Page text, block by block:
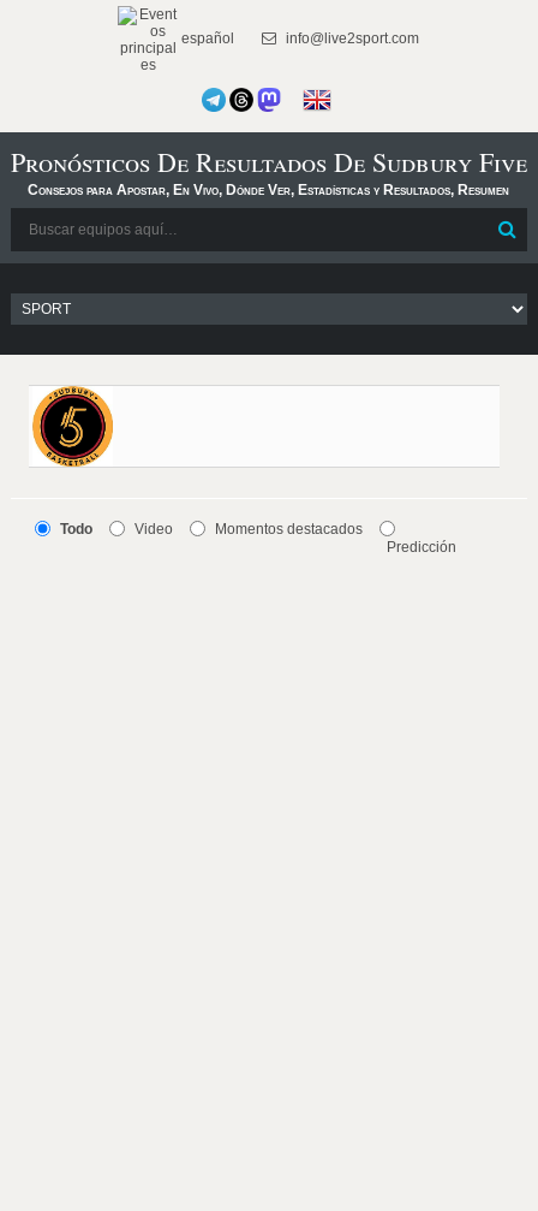
español info@live2sport.com
Pronósticos De Resultados De Sudbury Five
Consejos para Apostar, En Vivo, Dónde Ver, Estadísticas y Resultados, Resumen
Todo Video
Momentos destacados
Predicción